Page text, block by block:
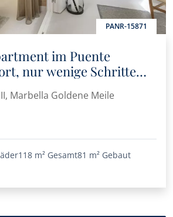
PANR-15871
im Puente
nur wenige Schritte
Marbella Goldene Meile
118 m² Gesamt81 m² Gebaut